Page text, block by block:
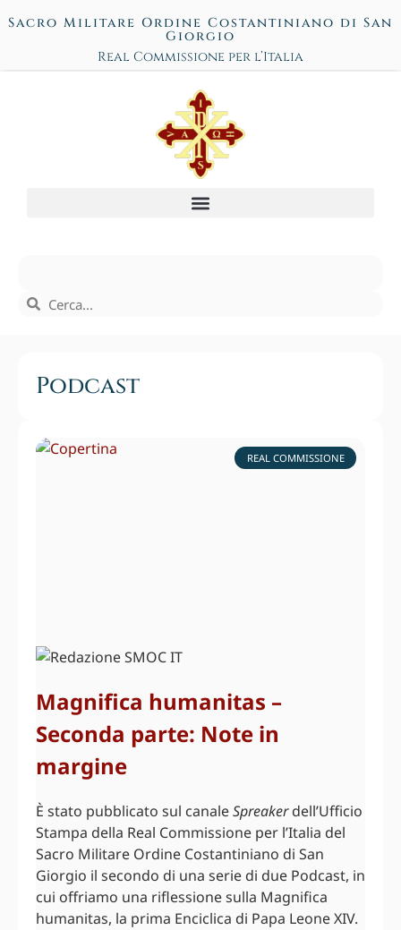
Sacro Militare Ordine Costantiniano di San
Giorgio
Real Commissione per l’Italia
Podcast
REAL COMMISSIONE
Magnifica humanitas –
Seconda parte: Note in
margine
È stato pubblicato sul canaleSpreakerdell’Ufficio
Stampa della Real Commissione per l’Italia del
Sacro Militare Ordine Costantiniano di San
Giorgio il secondo di una serie di due Podcast, in
cui offriamo una riflessione sulla Magnifica
humanitas, la prima Enciclica di Papa Leone XIV.